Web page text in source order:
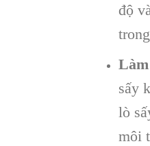
độ
sấy
lò
môi